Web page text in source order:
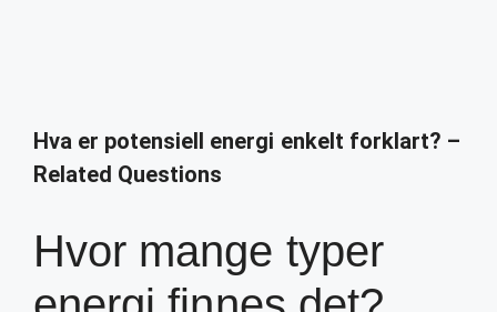
Hva er potensiell energi enkelt forklart? –
Related Questions
Hvor mange typer